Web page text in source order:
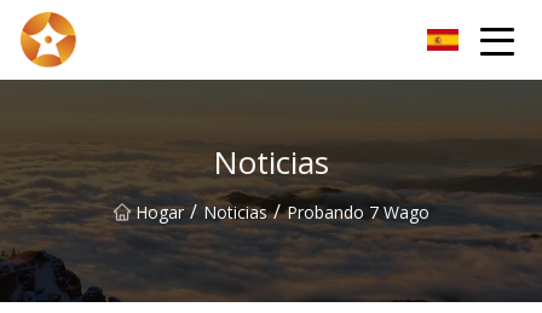
Noticias
Hogar / Noticias / Probando 7 Wago